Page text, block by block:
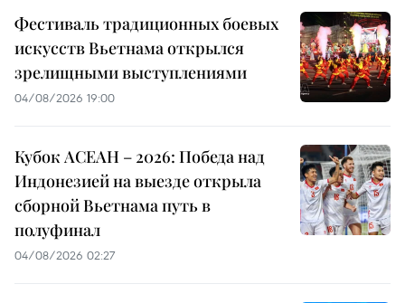
Фестиваль традиционных боевых
искусств Вьетнама открылся
зрелищными выступлениями
04/08/2026 19:00
Кубок АСЕАН – 2026: Победа над
Индонезией на выезде открыла
сборной Вьетнама путь в
полуфинал
04/08/2026 02:27